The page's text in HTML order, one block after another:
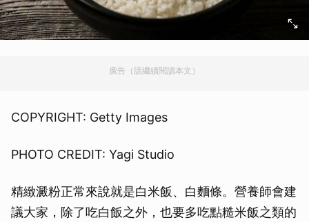
廣告（請繼續閱讀本文）
COPYRIGHT: Getty Images
PHOTO CREDIT: Yagi Studio
精緻澱粉正常來說就是白米飯、白麵條。營養師會建
議大家，除了吃白飯之外，也要多吃點糙米飯之類的